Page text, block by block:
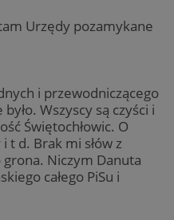
Urzędy pozamykane
i przewodniczącego
Wszyscy są czyści i
Świętochłowic. O
t d. Brak mi słów z
Niczym Danuta
całego PiSu i